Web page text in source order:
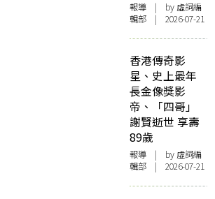
報導 | by 虛詞編
輯部 | 2026-07-21
香港傳奇影
星、史上最年
長金像獎影
帝、「四哥」
謝賢逝世 享壽
89歲
報導 | by 虛詞編
輯部 | 2026-07-21